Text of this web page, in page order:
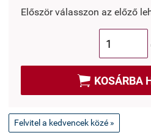
Először válasszon az előző
 KOSÁRBA
Felvitel a kedvencek közé »